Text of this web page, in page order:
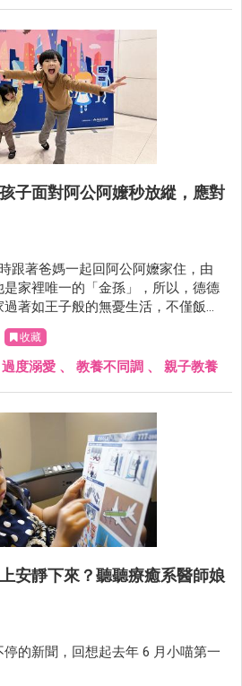
子面對阿公阿嬤秒放縱，應對
跟著爸媽一起回阿公阿嬤家住，由
家裡唯一的「金孫」，所以，德德
著如王子般的無憂生活，不僅飯來
子也有阿嬤幫忙剝......
收藏
過度溺愛 、 教養不同調 、 親子教養
安靜下來？聽聽療癒系醫師娘
的新聞，回想起去年 6 月小喵第一